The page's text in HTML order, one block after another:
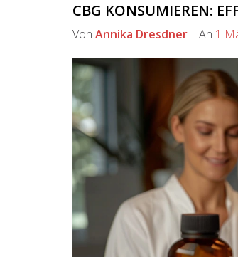
CBG KONSUMIEREN:
Von Annika Dresdner An 1